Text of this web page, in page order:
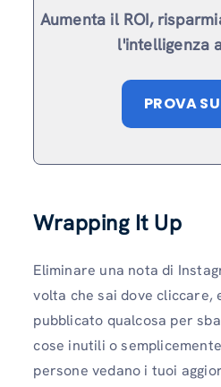
Aumenta il ROI,
l'intelligenza
PROVA
Wrapping It Up
Eliminare una nota di
volta che sai dove cliccare,
pubblicato qualcosa per
cose inutili o
persone vedano i tuoi